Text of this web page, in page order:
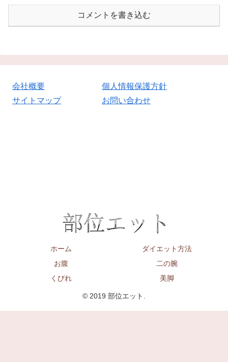
コメントを書き込む
会社概要
個人情報保護方針
サイトマップ
お問い合わせ
ホーム
ダイエット方法
お腹
二の腕
くびれ
美脚
© 2019 部位エット.